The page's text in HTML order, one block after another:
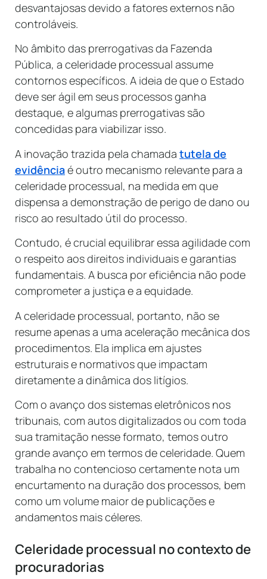
desvantajosas devido a fatores externos não
controláveis.
No âmbito das prerrogativas da Fazenda
Pública, a celeridade processual assume
contornos específicos. A ideia de que o Estado
deve ser ágil em seus processos ganha
destaque, e algumas prerrogativas são
concedidas para viabilizar isso.
A inovação trazida pela chamada tutela de
evidênciaé outro mecanismo relevante para a
celeridade processual, na medida em que
dispensa a demonstração de perigo de dano ou
risco ao resultado útil do processo.
Contudo, é crucial equilibrar essa agilidade com
o respeito aos direitos individuais e garantias
fundamentais. A busca por eficiência não pode
comprometer a justiça e a equidade.
A celeridade processual, portanto, não se
resume apenas a uma aceleração mecânica dos
procedimentos. Ela implica em ajustes
estruturais e normativos que impactam
diretamente a dinâmica dos litígios.
Com o avanço dos sistemas eletrônicos nos
tribunais, com autos digitalizados ou com toda
sua tramitação nesse formato, temos outro
grande avanço em termos de celeridade. Quem
trabalha no contencioso certamente nota um
encurtamento na duração dos processos, bem
como um volume maior de publicações e
andamentos mais céleres.
Celeridade processual no contexto de
procuradorias